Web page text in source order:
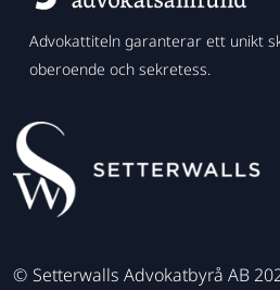
Advokattiteln garanterar ett unikt
oberoende och sekretess.
© Setterwalls Advokatbyrå AB